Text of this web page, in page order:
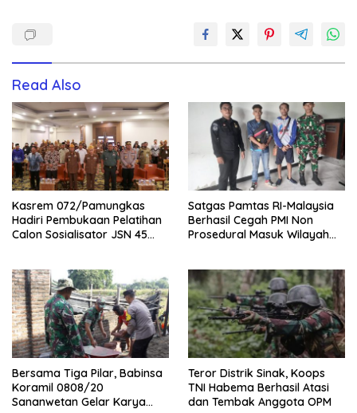
Read Also
Kasrem 072/Pamungkas
Hadiri Pembukaan Pelatihan
Calon Sosialisator JSN 45
Satgas Pamtas RI-Malaysia
Berhasil Cegah PMI Non
Prosedural Masuk Wilayah
Bersama Tiga Pilar, Babinsa
Koramil 0808/20
Sananwetan Gelar Karya
Teror Distrik Sinak, Koops
TNI Habema Berhasil Atasi
dan Tembak Anggota OPM